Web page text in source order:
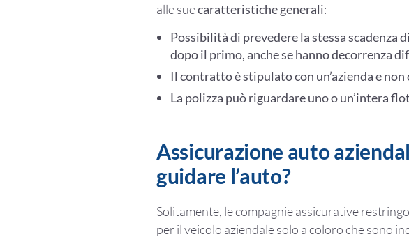
alle suecaratteristiche generali:
Possibilità di prevedere la stessa
dopo il primo, anche se hanno decorrenza
Il contratto è stipulato con un’azienda e
La polizza può riguardare uno o un’intera
Assicurazione auto
guidare l’auto?
Solitamente, le compagnie assicurative
per il veicolo aziendale solo a coloro che sono